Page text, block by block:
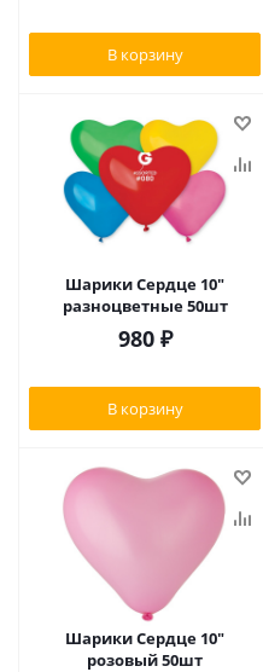
В корзину
Шарики Сердце 10"
разноцветные 50шт
980₽
В корзину
Шарики Сердце 10"
розовый 50шт